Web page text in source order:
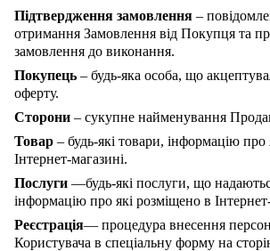
Підтвердження замовлення –
отримання Замовлення від Покупця та
замовлення до виконання.
Покупець – будь-яка особа, що
оферту.
Сторони – сукупне найменування
Товар – будь-які товари, інформацію про
Інтернет-магазині.
Послуги —будь-які послуги, що
інформацію про які розміщено в
Реєстрація— процедура внесення
Користувача в спеціальну форму на